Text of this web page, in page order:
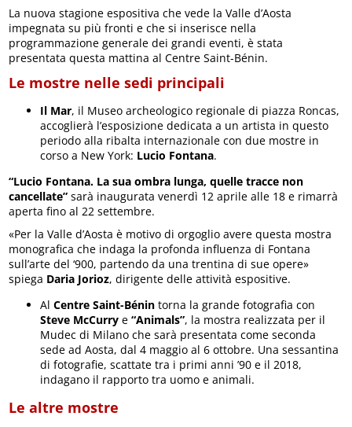
La nuova stagione espositiva che vede la Valle d’Aosta
impegnata su più fronti e che si inserisce nella
programmazione generale dei grandi eventi, è stata
presentata questa mattina al Centre Saint-Bénin.
Le mostre nelle sedi principali
Il Mar, il Museo archeologico regionale di piazza Roncas,
accoglierà l’esposizione dedicata a un artista in questo
periodo alla ribalta internazionale con due mostre in
corso a New York: Lucio Fontana.
“Lucio Fontana. La sua ombra lunga, quelle tracce non
cancellate” sarà inaugurata venerdì 12 aprile alle 18 e rimarrà
aperta fino al 22 settembre.
«Per la Valle d’Aosta è motivo di orgoglio avere questa mostra
monografica che indaga la profonda influenza di Fontana
sull’arte del ‘900, partendo da una trentina di sue opere»
spiega Daria Jorioz, dirigente delle attività espositive.
AlCentre Saint-Bénin torna la grande fotografia con
Steve McCurry e“Animals”, la mostra realizzata per il
Mudec di Milano che sarà presentata come seconda
sede ad Aosta, dal 4 maggio al 6 ottobre. Una sessantina
di fotografie, scattate tra i primi anni ’90 e il 2018,
indagano il rapporto tra uomo e animali.
Le altre mostre